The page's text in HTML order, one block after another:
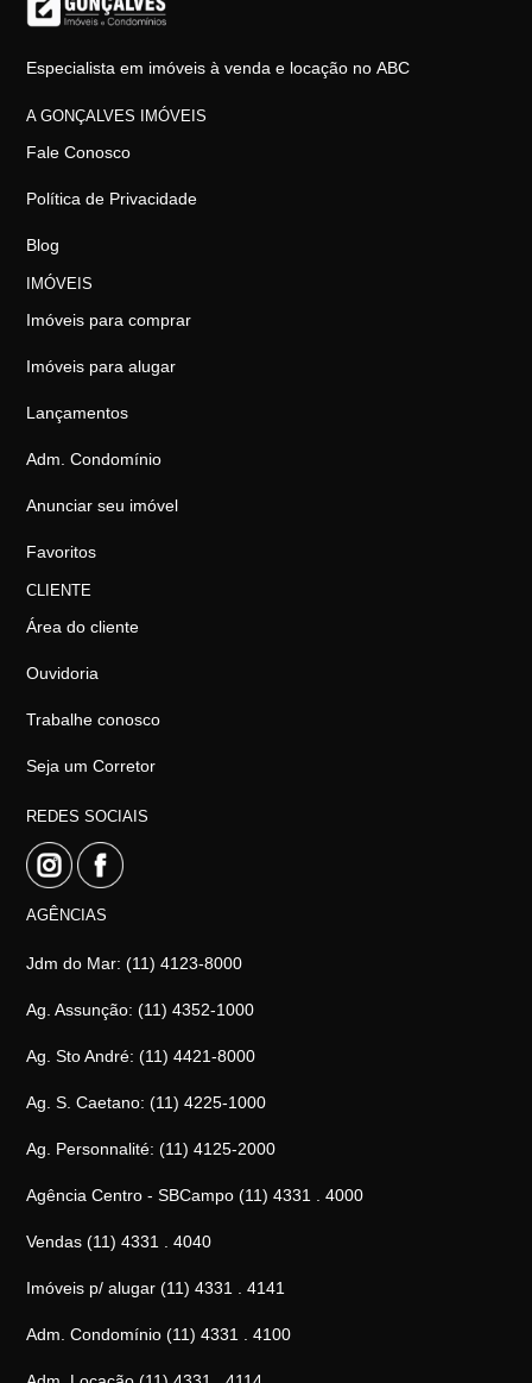
Especialista em imóveis à venda e locação no ABC
A GONÇALVES IMÓVEIS
Fale Conosco
Política de Privacidade
Blog
IMÓVEIS
Imóveis para comprar
Imóveis para alugar
Lançamentos
Adm. Condomínio
Anunciar seu imóvel
Favoritos
CLIENTE
Área do cliente
Ouvidoria
Trabalhe conosco
Seja um Corretor
REDES SOCIAIS
AGÊNCIAS
Jdm do Mar: (11) 4123-8000
Ag. Assunção: (11) 4352-1000
Ag. Sto André: (11) 4421-8000
Ag. S. Caetano: (11) 4225-1000
Ag. Personnalité: (11) 4125-2000
Agência Centro - SBCampo (11) 4331 . 4000
Vendas (11) 4331 . 4040
Imóveis p/ alugar (11) 4331 . 4141
Adm. Condomínio (11) 4331 . 4100